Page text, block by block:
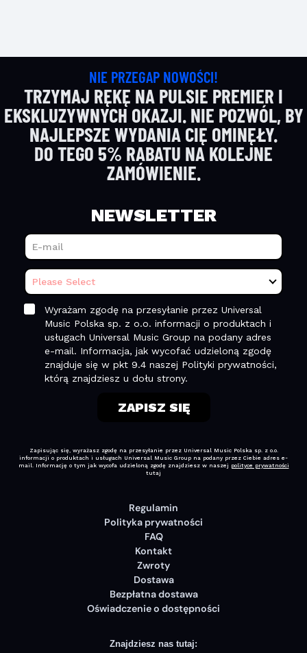
NIE PRZEGAP NOWOŚCI!
TRZYMAJ RĘKĘ NA PULSIE PREMIER I
EKSKLUZYWNYCH OKAZJI. NIE POZWÓL, BY
NAJLEPSZE WYDANIA CIĘ OMINĘŁY.
DO TEGO 5% RABATU NA KOLEJNE
ZAMÓWIENIE.
Regulamin
Polityka prywatności
FAQ
Kontakt
Zwroty
Dostawa
Bezpłatna dostawa
Oświadczenie o dostępności
Znajdziesz nas tutaj: